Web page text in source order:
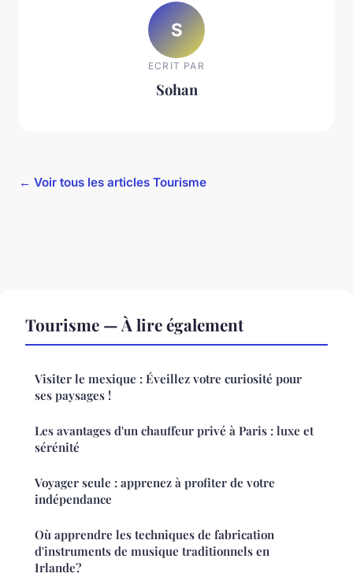
S
ECRIT PAR
Sohan
← Voir tous les articles Tourisme
Tourisme — À lire également
Visiter le mexique : Éveillez votre curiosité pour
ses paysages !
Les avantages d'un chauffeur privé à Paris : luxe et
sérénité
Voyager seule : apprenez à profiter de votre
indépendance
Où apprendre les techniques de fabrication
d'instruments de musique traditionnels en
Irlande?